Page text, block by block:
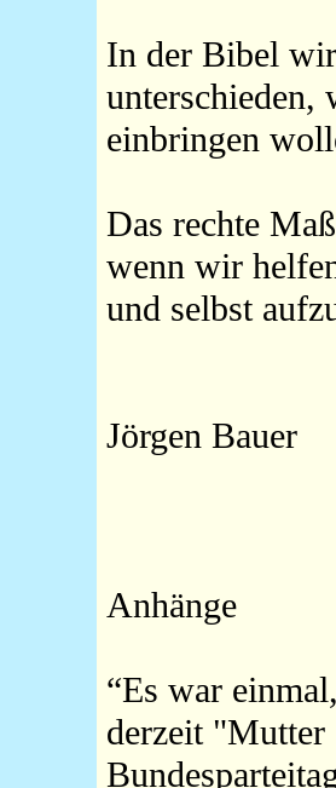
In der Bibel
unterschieden,
einbringen
Das rechte
wenn wir
und selbst
Jörgen Bauer
Anhänge
“Es war
derzeit